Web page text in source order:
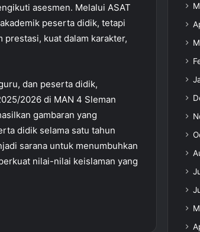
asesmen. Melalui ASAT
peserta didik, tetapi
kuat dalam karakter,
dan peserta didik,
2026 di MAN 4 Sleman
gambaran yang
didik selama satu tahun
sarana untuk menumbuhkan
nilai-nilai keislaman yang
Sleman Tutup FASI XIII,
Generasi Qurani Berprestasi
Tingkat Nasional
Prestasi Putra-Putri Melalui
dan Kompetisi
Orang Tua dan Madrasah,
4 Sleman Perkuat Kolaborasi
Generasi Berprestasi
Siswa MAN 4 Sleman Borong